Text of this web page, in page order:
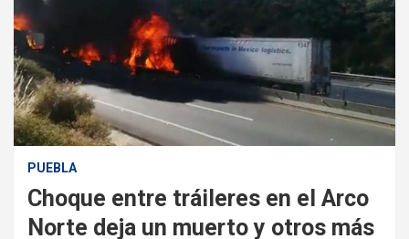
PUEBLA
Choque entre tráileres en el Arco
Norte deja un muerto y otros más